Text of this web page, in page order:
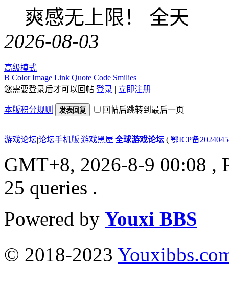
爽感无上限！ 全天
2026-08-03
高级模式
B Color Image Link Quote Code Smilies
您需要登录后才可以回帖 登录 | 立即注册
本版积分规则 发表回复 回帖后跳转到最后一页
游戏论坛|论坛手机版|游戏黑屋|全球游戏论坛 ( 鄂ICP备
GMT+8, 2026-8-9 00:08 ,
25 queries .
Powered by Youxi BBS
© 2018-2023